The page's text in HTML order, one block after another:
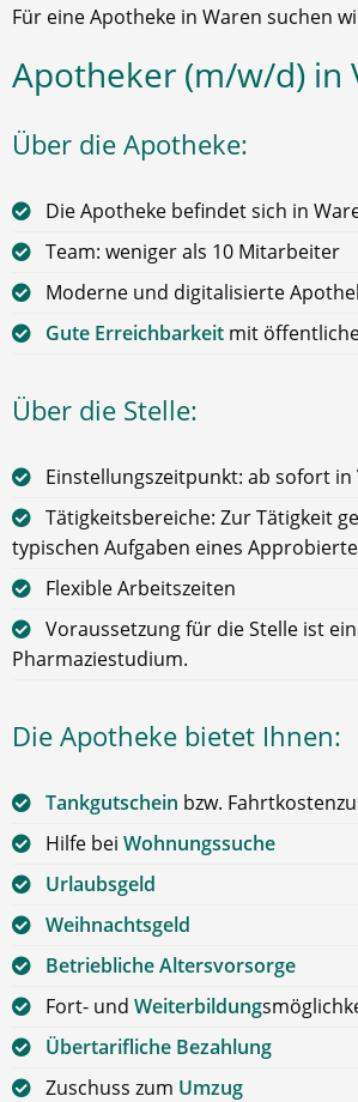
Für eine Apotheke in Waren suchen
Apotheker (m/w/d) in
Über die Apotheke:
Die Apotheke befindet sich in
Team: weniger als 10 Mitarbeiter
Moderne und digitalisierte
Gute Erreichbarkeit mit
Über die Stelle:
Einstellungszeitpunkt: ab sofort in
Tätigkeitsbereiche: Zur Tätigkeit
typischen Aufgaben eines
Flexible Arbeitszeiten
Voraussetzung für die Stelle ist
Pharmaziestudium.
Die Apotheke bietet Ihnen:
Tankgutschein bzw.
Hilfe bei Wohnungssuche
Urlaubsgeld
Weihnachtsgeld
Betriebliche Altersvorsorge
Fort- und Weiterbildung
Übertarifliche Bezahlung
Zuschuss zum Umzug